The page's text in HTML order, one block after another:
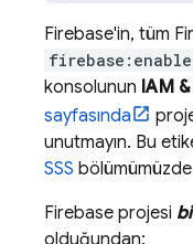
Firebase'in, tüm
konsolunun IAM
sayfasında
unutmayın. Bu
SSS
Firebase projesi
olduğundan: